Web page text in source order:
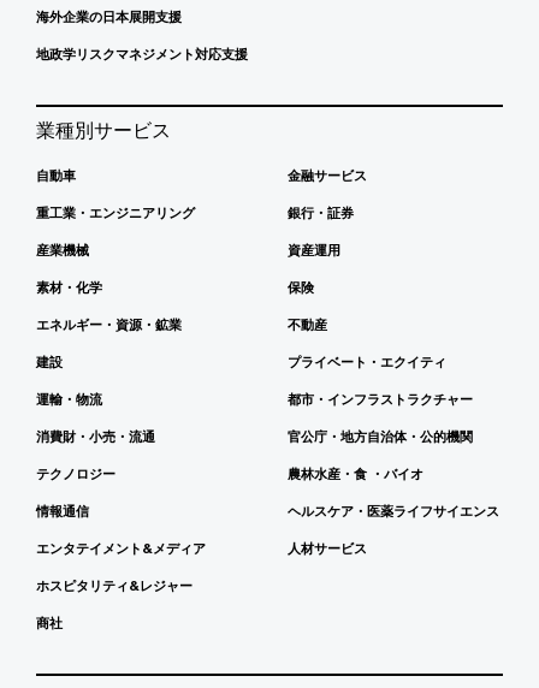
海外企業の日本展開支援
地政学リスクマネジメント対応支援
業種別サービス
自動車
重工業・エンジニアリング
産業機械
素材・化学
エネルギー・資源・鉱業
建設
運輸・物流
消費財・小売・流通
テクノロジー
情報通信
エンタテイメント&メディア
ホスピタリティ&レジャー
商社
金融サービス
銀行・証券
資産運用
保険
不動産
プライベート・エクイティ
都市・インフラストラクチャー
官公庁・地方自治体・公的機関
農林水産・食 ・バイオ
ヘルスケア・医薬ライフサイエンス
人材サービス